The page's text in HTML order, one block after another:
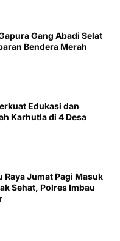
Gang Abadi Selat
Bendera Merah
Edukasi dan
Karhutla di 4 Desa
Raya Jumat Pagi Masuk
Sehat, Polres Imbau